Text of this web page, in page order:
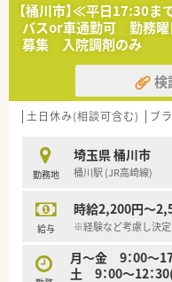
【桶川市】≪平日
バスor車通勤可 勤務曜
募集 入院調剤のみ
検
土日休み(相談可含む) ブ
勤務地
埼玉県 桶川市
桶川駅 (JR高崎線)
給与
時給2,200円～
※経験など考慮し決定
月～金 9：00～
土 9：00～12：